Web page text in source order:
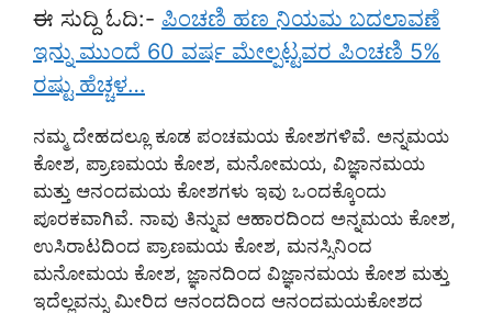
ಈ ಸುದ್ದಿ ಓದಿ:- ಪಿಂಚಣಿ ಹಣ ನಿಯಮ ಬದಲಾವಣೆ
ಇನ್ನು ಮುಂದೆ 60 ವರ್ಷ ಮೇಲ್ಪಟ್ಟವರ ಪಿಂಚಣಿ 5%
ರಷ್ಟು ಹೆಚ್ಚಳ…
ನಮ್ಮ ದೇಹದಲ್ಲೂ ಕೂಡ ಪಂಚಮಯ ಕೋಶಗಳಿವೆ. ಅನ್ನಮಯ
ಕೋಶ, ಪ್ರಾಣಮಯ ಕೋಶ, ಮನೋಮಯ, ವಿಜ್ಞಾನಮಯ
ಮತ್ತು ಆನಂದಮಯ ಕೋಶಗಳು ಇವು ಒಂದಕ್ಕೊಂದು
ಪೂರಕವಾಗಿವೆ. ನಾವು ತಿನ್ನುವ ಆಹಾರದಿಂದ ಅನ್ನಮಯ ಕೋಶ,
ಉಸಿರಾಟದಿಂದ ಪ್ರಾಣಮಯ ಕೋಶ, ಮನಸ್ಸಿನಿಂದ
ಮನೋಮಯ ಕೋಶ, ಜ್ಞಾನದಿಂದ ವಿಜ್ಞಾನಮಯ ಕೋಶ ಮತ್ತು
ಇದೆಲ್ಲವನ್ನು ಮೀರಿದ ಆನಂದದಿಂದ ಆನಂದಮಯಕೋಶದ